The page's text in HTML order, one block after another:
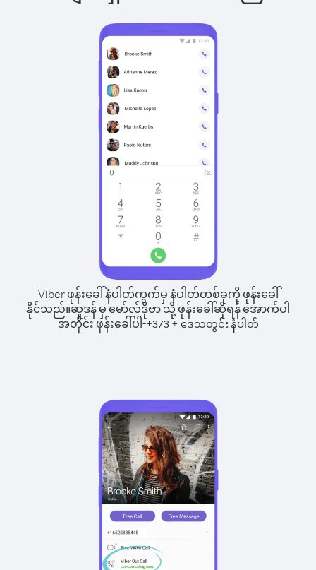
Viber ဖုန်းခေါ်နံပါတ်ကွက်မှ နံပါတ်တစ်ခုကို ဖုန်းခေါ်
နိုင်သည်။ဆူဒန် မှ မော်လ်ဒိုဗာ သို့ ဖုန်းခေါ်ဆိုရန် အောက်ပါ
အတိုင်း ဖုန်းခေါ်ပါ-+373+ ဒေသတွင်း နံပါတ်